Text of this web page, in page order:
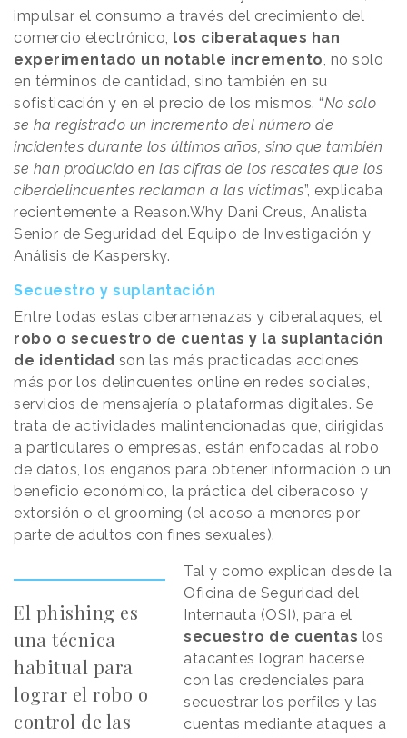
impulsar el consumo a través del crecimiento del
comercio electrónico, los ciberataques han
experimentado un notable incremento, no solo
en términos de cantidad, sino también en su
sofisticación y en el precio de los mismos. “No solo
se ha registrado un incremento del número de
incidentes durante los últimos años, sino que también
se han producido en las cifras de los rescates que los
ciberdelincuentes reclaman a las víctimas”, explicaba
recientemente a Reason.Why Dani Creus, Analista
Senior de Seguridad del Equipo de Investigación y
Análisis de Kaspersky.
Secuestro y suplantación
Entre todas estas ciberamenazas y ciberataques, el
robo o secuestro de cuentas y la suplantación
de identidad son las más practicadas acciones
más por los delincuentes online en redes sociales,
servicios de mensajería o plataformas digitales. Se
trata de actividades malintencionadas que, dirigidas
a particulares o empresas, están enfocadas al robo
de datos, los engaños para obtener información o un
beneficio económico, la práctica del ciberacoso y
extorsión o el grooming (el acoso a menores por
parte de adultos con fines sexuales).
El phishing es
una técnica
habitual para
lograr el robo o
control de las
Tal y como explican desde la
Oficina de Seguridad del
Internauta (OSI), para el
secuestro de cuentas los
atacantes logran hacerse
con las credenciales para
secuestrar los perfiles y las
cuentas mediante ataques a